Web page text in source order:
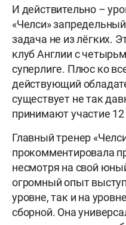
И действительно –
«Челси»
задача не из лёгких.
клуб Англии с
суперлиге. Плюс ко
действующий
существует не так
принимают участие
Главный тренер
прокомментировала
несмотря на свой
огромный опыт
уровне, так и на
сборной. Она